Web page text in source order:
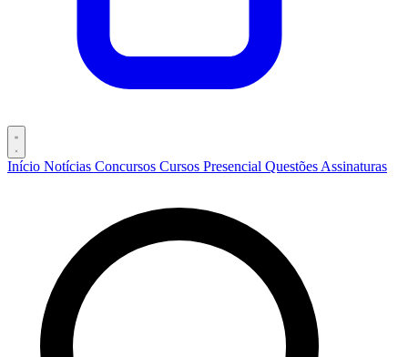
Início Notícias Concursos Cursos Presencial Questões Assinaturas